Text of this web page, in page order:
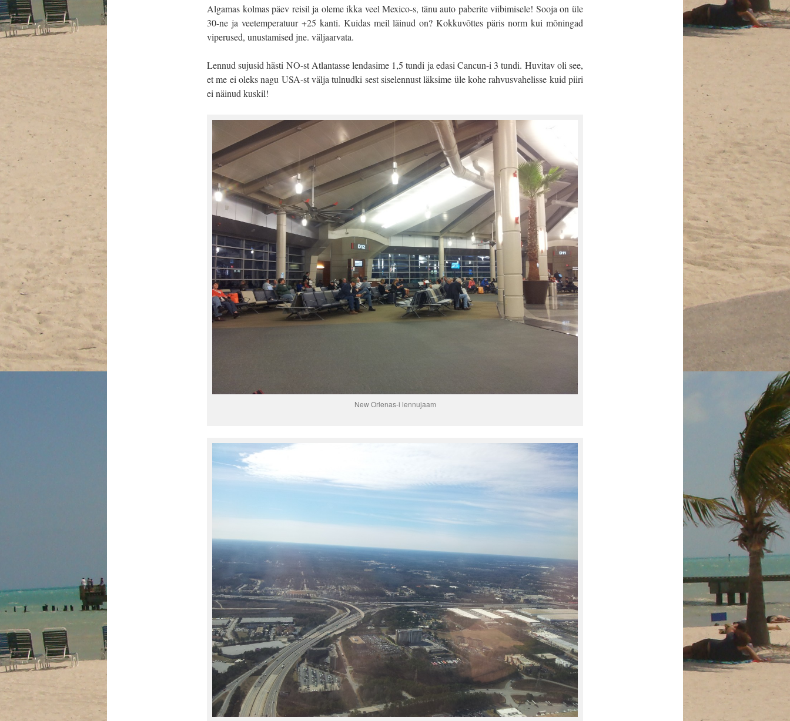
Algamas kolmas päev reisil ja oleme ikka veel Mexico-s, tänu auto paberite viibimisele! Sooja on üle
30-ne ja veetemperatuur +25 kanti. Kuidas meil läinud on? Kokkuvõttes päris norm kui mõningad
viperused, unustamised jne. väljaarvata.
Lennud sujusid hästi NO-st Atlantasse lendasime 1,5 tundi ja edasi Cancun-i 3 tundi. Huvitav oli see,
et me ei oleks nagu USA-st välja tulnudki sest siselennust läksime üle kohe rahvusvahelisse kuid piiri
ei näinud kuskil!
New Orlenas-i lennujaam